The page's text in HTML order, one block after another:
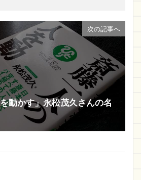
次の記事へ
動かす」永松茂久さんの名